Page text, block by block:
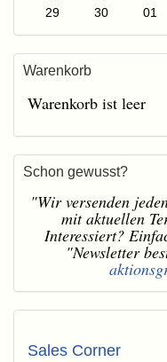
29 30 01
Warenkorb
Warenkorb ist leer
Schon gewusst?
"Wir versenden
mit aktuellen
Interessiert?
"Newsletter
Sales Corner